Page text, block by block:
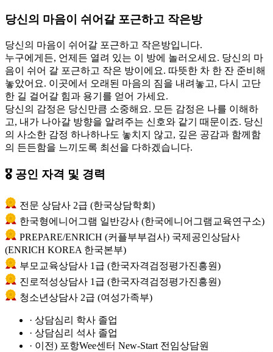
당신의 마음이 쉬어갈 포근하고 작은방
당신의 마음이 쉬어갈 포근하고 작은방입니다.
누구에게든, 언제든 열려 있는 이 방에 놀러오세요. 당신의 마
음이 쉬어 갈 포근하고 작은 방이에요. 따뜻한 차 한 잔 준비해
놓았어요. 이곳에서 오래된 마음의 짐을 내려놓고, 다시 고단
한 길 걸어갈 힘과 용기를 얻어 가세요.
당신의 감정은 당신만큼 소중해요. 모든 감정은 나를 이해하
고, 내가 나아갈 방향을 알려주는 신호와 같기 때문이죠. 당신
의 사소한 감정 하나하나도 놓치지 않고, 깊은 공감과 함께함
의 든든함을 느끼도록 최선을 다하겠습니다.
🎖 공인 자격 및 경력
전문 상담사 2급 (한국상담학회)
한국형에니어그램 일반강사 (한국에니어그램교육연구소)
PREPARE/ENRICH (커플부부검사) 국제공인상담사
(ENRICH KOREA 한국본부)
부모교육상담사 1급 (한국자격검정평가진흥원)
진로적성상담사 1급 (한국자격검정평가진흥원)
청소년상담사 2급 (여성가족부)
· 상담심리 학사 졸업
· 상담심리 석사 졸업
· 이전) 포항Wee센터 New-Start 전임상담원